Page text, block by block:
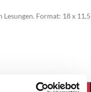
Lesungen. Format: 18 x 11,5